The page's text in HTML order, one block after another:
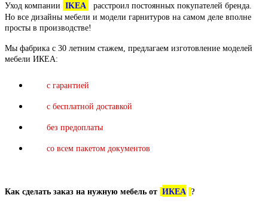
Уход компании IKEA
расстроил постоянных покупателей бренда.
Но все дизайны мебели и модели гарнитуров на самом деле вполне
просты в производстве!
Мы фабрика с 30 летним стажем, предлагаем изготовление моделей
мебели ИКЕА:
с гарантией
с бесплатной доставкой
без предоплаты
со всем пакетом документов
Как сделать заказ на нужную мебель от ИКЕА ?